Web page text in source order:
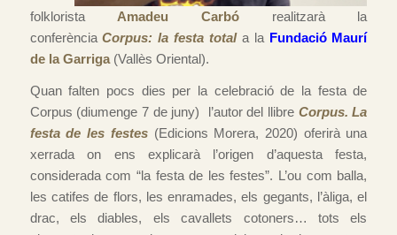
folklorista Amadeu Carbó realitzarà la
conferènciaCorpus: la festa total a la Fundació Maurí
de la Garriga(Vallès Oriental).
Quan falten pocs dies per la celebració de la festa de
Corpus (diumenge 7 de juny) l’autor del llibre Corpus. La
festa de les festes(Edicions Morera, 2020) oferirà una
xerrada on ens explicarà l’origen d’aquesta festa,
considerada com “la festa de les festes”. L’ou com balla,
les catifes de flors, les enramades, els gegants, l’àliga, el
drac, els diables, els cavallets cotoners… tots els